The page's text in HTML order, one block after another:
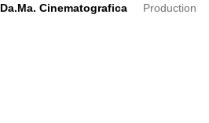
Da.Ma. Cinematografica
Production